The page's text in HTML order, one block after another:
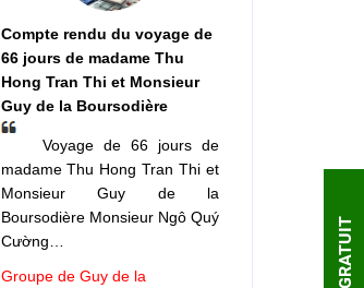
Compte rendu du voyage de
66 jours de madame Thu
Hong Tran Thi et Monsieur
Guy de la Boursodière
Voyage de 66 jours de
madame Thu Hong Tran Thi et
Monsieur Guy de la
Boursodière Monsieur Ngô Quý
Cường…
Groupe de Guy de la